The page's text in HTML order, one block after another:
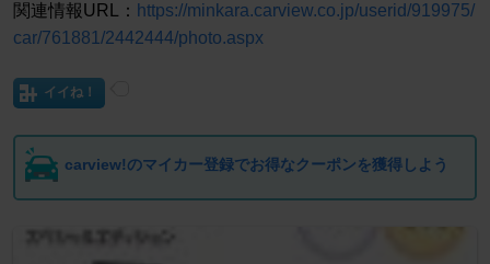
関連情報URL： https://minkara.carview.co.jp/userid/919975/
car/761881/2442444/photo.aspx
イイね！
carview!のマイカー登録でお得なクーポンを獲得しよう